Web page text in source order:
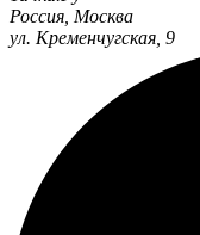
Россия, Москва
ул. Кременчугская, 9